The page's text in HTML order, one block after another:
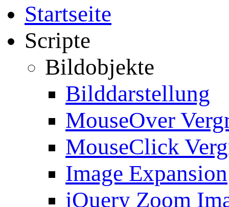
Startseite
Scripte
Bildobjekte
Bilddarstellung
MouseOver
MouseClick
Image Expansion
jQuery Zoom